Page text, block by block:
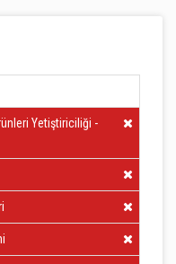
Yetiştiriciliği -